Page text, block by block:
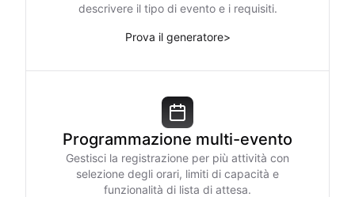
descrivere il tipo di evento e i requisiti.
Prova il generatore>
Programmazione multi-evento
Gestisci la registrazione per più attività con
selezione degli orari, limiti di capacità e
funzionalità di lista di attesa.